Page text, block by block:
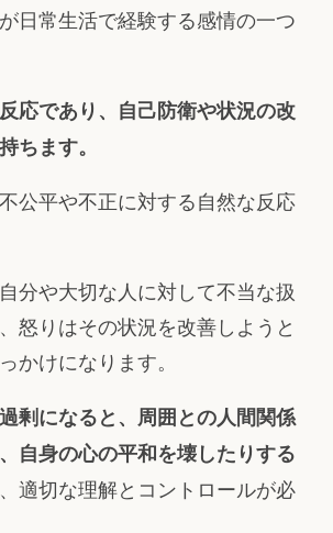
日常生活で経験する感情の一つ
応であり、自己防衛や状況の改
ちます。
公平や不正に対する自然な反応
分や大切な人に対して不当な扱
怒りはその状況を改善しようと
かけになります。
剰になると、周囲との人間関係
自身の心の平和を壊したりする
適切な理解とコントロールが必